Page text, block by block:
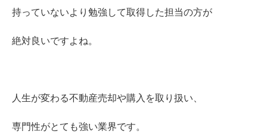
持っていないより勉強して取得した担当の方が
絶対良いですよね。
人生が変わる不動産売却や購入を取り扱い、
専門性がとても強い業界です。